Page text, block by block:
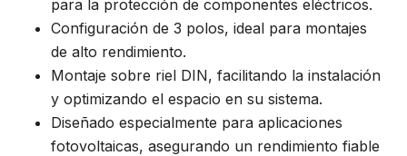
para la protección de componentes eléctricos.
Configuración de 3 polos, ideal para montajes
de alto rendimiento.
Montaje sobre riel DIN, facilitando la instalación
y optimizando el espacio en su sistema.
Diseñado especialmente para aplicaciones
fotovoltaicas, asegurando un rendimiento fiable